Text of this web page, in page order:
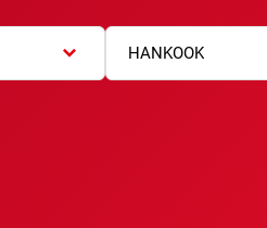
HANKOOK